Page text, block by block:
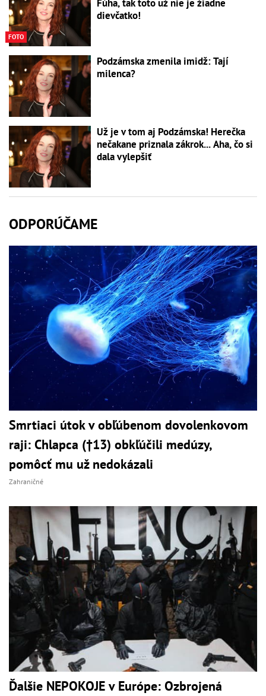
FOTO
Fúha, tak toto už nie je žiadne
dievčatko!
Podzámska zmenila imidž: Tají
milenca?
Už je v tom aj Podzámska! Herečka
nečakane priznala zákrok... Aha, čo si
dala vylepšiť
ODPORÚČAME
Smrtiaci útok v obľúbenom dovolenkovom
raji: Chlapca (†13) obkľúčili medúzy,
pomôcť mu už nedokázali
Zahraničné
Ďalšie NEPOKOJE v Európe: Ozbrojená